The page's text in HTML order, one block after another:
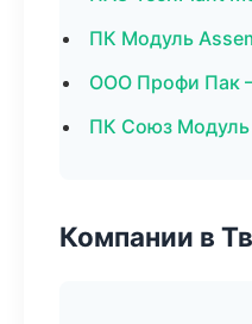
ПК Модуль
ООО Профи Пак
ПК Союз
Компании в